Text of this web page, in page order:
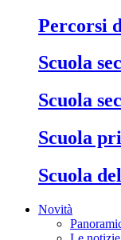
Percorsi
Scuola
Scuola
Scuola
Scuola
Novità